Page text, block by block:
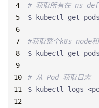
# 获取所有在 ns
$ kubectl get
#获取整个k8s node
$ kubectl get
# 从 Pod 获取日志